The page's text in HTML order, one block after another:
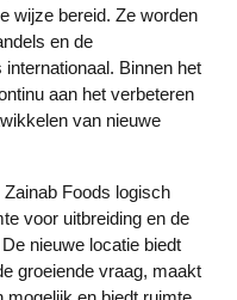
wijze bereid. Ze worden
en de
Binnen het
aan het verbeteren
van nieuwe
voor uitbreiding en de
nieuwe locatie biedt
groeiende vraag, maakt